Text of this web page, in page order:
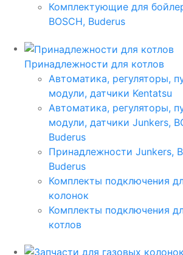
Комплектующие для
BOSCH, Buderus
Принадлежности для котлов
Автоматика, регуляторы,
модули, датчики Kentatsu
Автоматика, регуляторы,
модули, датчики Junkers,
Buderus
Принадлежности Junkers,
Buderus
Комплекты подключения
колонок
Комплекты подключения
котлов